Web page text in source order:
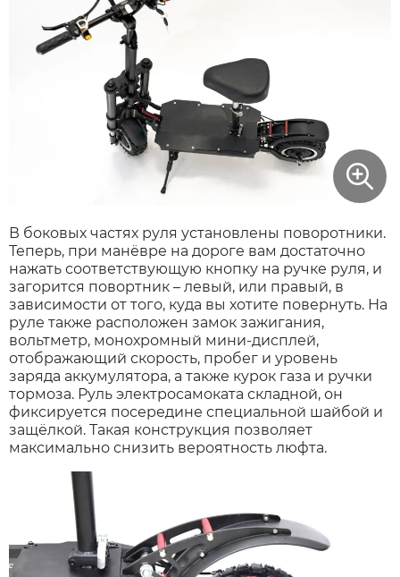
xDevice
Zaxboard
Сянчу
В боковых частях руля установлены поворотники.
Теперь, при манёвре на дороге вам достаточно
нажать соответствующую кнопку на ручке руля, и
загорится повортник – левый, или правый, в
зависимости от того, куда вы хотите повернуть. На
руле также расположен замок зажигания,
вольтметр, монохромный мини-дисплей,
отображающий скорость, пробег и уровень
заряда аккумулятора, а также курок газа и ручки
тормоза. Руль электросамоката складной, он
фиксируется посередине специальной шайбой и
защёлкой. Такая конструкция позволяет
максимально снизить вероятность люфта.